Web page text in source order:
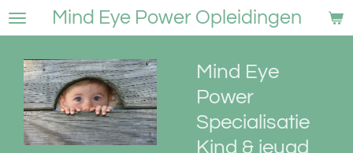
Ga
direct
hoofdinhoud
Mind Eye Power Opleidingen
Mind Eye
Power
Specialisatie
Kind & jeugd